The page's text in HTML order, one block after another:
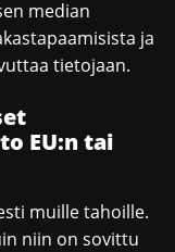
median
ja
tietojaan.
EU:n tai
muille tahoille.
niin on sovittu